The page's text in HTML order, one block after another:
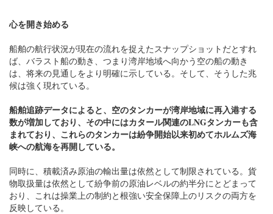
心を開き始める
船舶の航行状況が現在の流れを捉えたスナップショットだとすれ
ば、バラスト船の動き、つまり湾岸地域へ向かう空の船の動き
は、将来の見通しをより明確に示している。そして、そうした兆
候は強く現れている。
船舶追跡データによると、空のタンカーが湾岸地域に再入港する
数が増加しており、その中にはカタール関連のLNGタンカーも含
まれており、これらのタンカーは紛争開始以来初めてホルムズ海
峡への航海を再開している。
同時に、積載済み原油の輸出量は依然として制限されている。貨
物取扱量は依然として紛争前の原油レベルの約半分にとどまって
おり、これは操業上の制約と根強い安全保障上のリスクの両方を
反映している。